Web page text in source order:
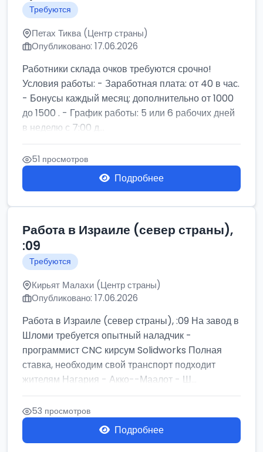
Требуются
Петах Тиква (Центр страны)
Опубликовано: 17.06.2026
Работники склада очков требуются срочно!
Условия работы: - Заработная плата: от 40 в час.
- Бонусы каждый месяц: дополнительно от 1000
до 1500 . - График работы: 5 или 6 рабочих дней
в неделю с 7:00 д...
51 просмотров
Подробнее
Работа в Израиле (север страны),
:09
Требуются
Кирьят Малахи (Центр страны)
Опубликовано: 17.06.2026
Работа в Израиле (север страны), :09 На завод в
Шломи требуется опытный наладчик -
программист CNC кирсум Solidworks Полная
ставка, необходим свой транспорт подходит
жителям Нагария - Акко--Маалот - Ш...
53 просмотров
Подробнее